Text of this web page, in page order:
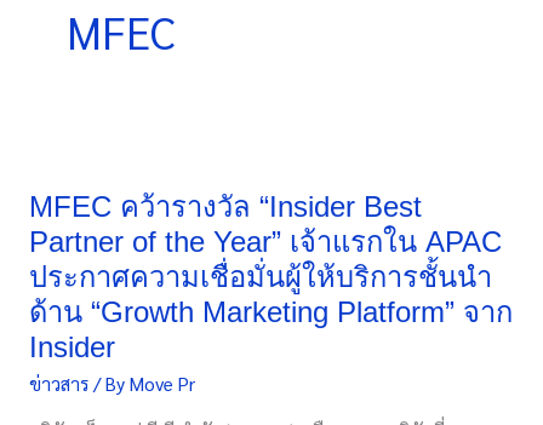
MFEC
MFEC คว้ารางวัล “Insider Best
Partner of the Year” เจ้าแรกใน APAC
ประกาศความเชื่อมั่นผู้ให้บริการชั้นนำ
ด้าน “Growth Marketing Platform” จาก
Insider
ข่าวสาร/ ByMove Pr
รางวัล
“Insider
Best
Partner
of
the
Year”
เจ้า